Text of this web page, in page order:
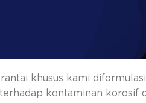
khusus kami
kontaminan korosif